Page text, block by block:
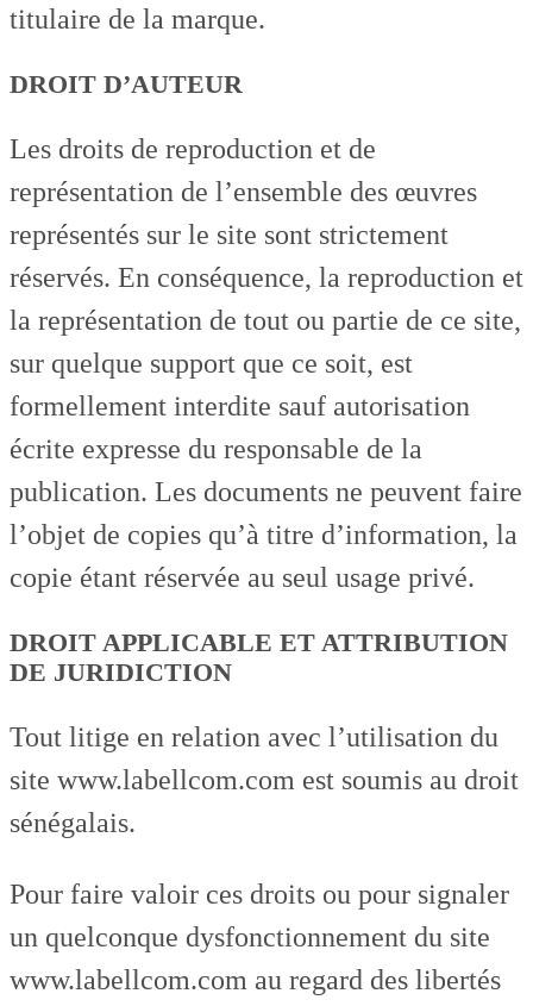
titulaire de la marque.
DROIT D’AUTEUR
Les droits de reproduction et de
représentation de l’ensemble des œuvres
représentés sur le site sont strictement
réservés. En conséquence, la reproduction et
la représentation de tout ou partie de ce site,
sur quelque support que ce soit, est
formellement interdite sauf autorisation
écrite expresse du responsable de la
publication. Les documents ne peuvent faire
l’objet de copies qu’à titre d’information, la
copie étant réservée au seul usage privé.
DROIT APPLICABLE ET ATTRIBUTION
DE JURIDICTION
Tout litige en relation avec l’utilisation du
site www.labellcom.com est soumis au droit
sénégalais.
Pour faire valoir ces droits ou pour signaler
un quelconque dysfonctionnement du site
www.labellcom.com au regard des libertés